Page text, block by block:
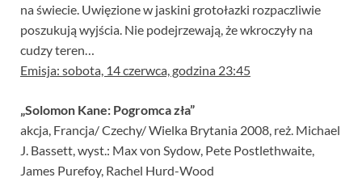
na świecie. Uwięzione w jaskini grotołazki rozpaczliwie
poszukują wyjścia. Nie podejrzewają, że wkroczyły na
cudzy teren…
Emisja: sobota, 14 czerwca, godzina 23:45
„Solomon Kane: Pogromca zła”
akcja, Francja/ Czechy/ Wielka Brytania 2008, reż. Michael
J. Bassett, wyst.: Max von Sydow, Pete Postlethwaite,
James Purefoy, Rachel Hurd-Wood